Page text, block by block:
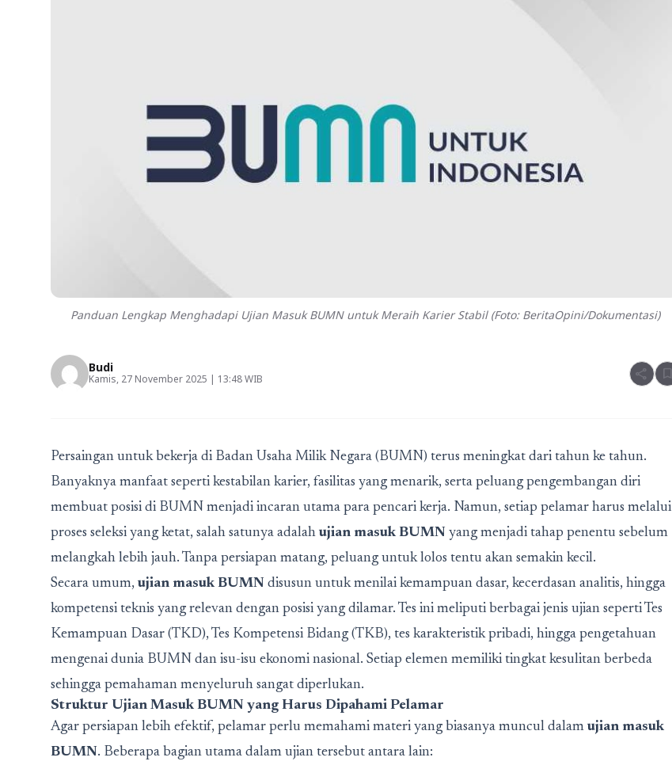
Panduan Lengkap Menghadapi Ujian Masuk BUMN untuk Meraih Karier Stabil (Foto: BeritaOpini/Dokumentasi)
Budi
Kamis, 27 November 2025 | 13:48 WIB share bookmark
Persaingan untuk bekerja di Badan Usaha Milik Negara (BUMN) terus meningkat dari tahun ke tahun.
Banyaknya manfaat seperti kestabilan karier, fasilitas yang menarik, serta peluang pengembangan diri
membuat posisi di BUMN menjadi incaran utama para pencari kerja. Namun, setiap pelamar harus melalui
proses seleksi yang ketat, salah satunya adalah ujian masuk BUMN yang menjadi tahap penentu sebelum
melangkah lebih jauh. Tanpa persiapan matang, peluang untuk lolos tentu akan semakin kecil.
Secara umum, ujian masuk BUMN disusun untuk menilai kemampuan dasar, kecerdasan analitis, hingga
kompetensi teknis yang relevan dengan posisi yang dilamar. Tes ini meliputi berbagai jenis ujian seperti Tes
Kemampuan Dasar (TKD), Tes Kompetensi Bidang (TKB), tes karakteristik pribadi, hingga pengetahuan
mengenai dunia BUMN dan isu-isu ekonomi nasional. Setiap elemen memiliki tingkat kesulitan berbeda
sehingga pemahaman menyeluruh sangat diperlukan.
Struktur Ujian Masuk BUMN yang Harus Dipahami Pelamar
Agar persiapan lebih efektif, pelamar perlu memahami materi yang biasanya muncul dalam ujian masuk
BUMN. Beberapa bagian utama dalam ujian tersebut antara lain: